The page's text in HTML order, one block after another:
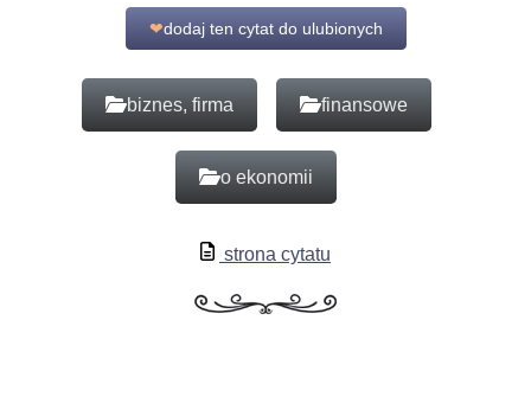
❤dodaj ten cytat do ulubionych
biznes, firma finansowe
o ekonomii
strona cytatu